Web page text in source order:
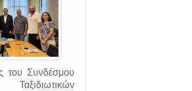
του Συνδέσμου